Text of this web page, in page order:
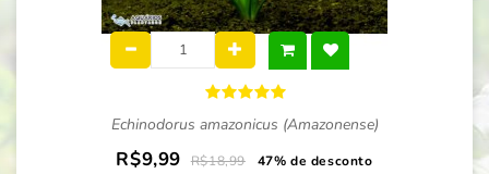
Echinodorus amazonicus (Amazonense)
R$9,99 R$18,99 47% de desconto